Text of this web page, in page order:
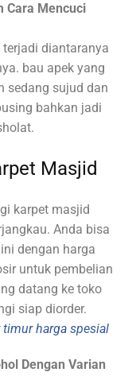
Cara Mencuci
diantaranya
bau apek yang
sedang sujud dan
bahkan jadi
Masjid
karpet masjid
Anda bisa
dengan harga
untuk pembelian
datang ke toko
siap diorder.
harga spesial
Dengan Varian